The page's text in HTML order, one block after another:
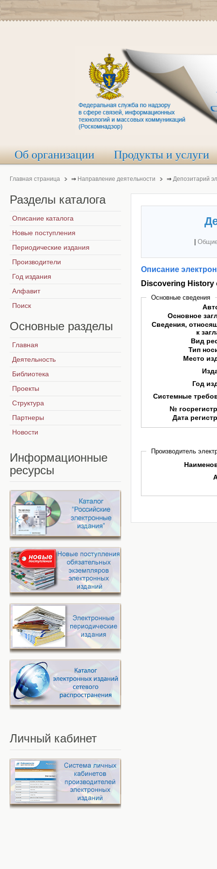
Об организации Продукты и услуги
Главная страница ⇒ Направление деятельности ⇒ Депозитарий
Описание
Discovering History
Основные сведения
Основное
Сведения,
к
Вид
Тип
Место
Год
Системные
№
Дата
Производитель
Разделы каталога
Описание каталога
Новые поступления
Периодические издания
Производители
Год издания
Алфавит
Поиск
Основные разделы
Главная
Деятельность
Библиотека
Проекты
Структура
Партнеры
Новости
Информационные
ресурсы
Личный кабинет